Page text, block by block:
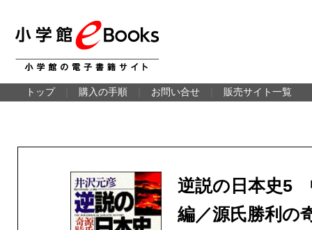
トップ 購入の手順 お問い合せ 販売サイト一覧
逆説の日本史5
編／源氏勝利の